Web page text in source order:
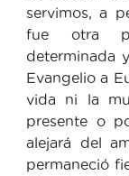
servimos, a
fue otra
determinada
Evangelio a
vida ni la
presente o
alejará del
permaneció